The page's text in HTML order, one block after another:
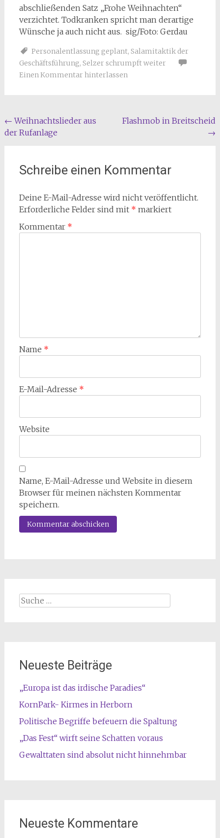
abschließenden Satz „Frohe Weihnachten“
verzichtet. Todkranken spricht man derartige
Wünsche ja auch nicht aus. sig/Foto: Gerdau
Personalentlassung geplant, Salamitaktik der
Geschäftsführung, Selzer schrumpft weiter
Einen Kommentar hinterlassen
Beitragsnavigation
← Weihnachtslieder aus
der Rufanlage
Flashmob in Breitscheid
→
Schreibe einen Kommentar
Deine E-Mail-Adresse wird nicht veröffentlicht.
Erforderliche Felder sind mit * markiert
Kommentar *
Name *
E-Mail-Adresse *
Website
Name, E-Mail-Adresse und Website in diesem
Browser für meinen nächsten Kommentar
speichern.
Suche
nach:
Neueste Beiträge
„Europa ist das irdische Paradies“
KornPark- Kirmes in Herborn
Politische Begriffe befeuern die Spaltung
„Das Fest“ wirft seine Schatten voraus
Gewalttaten sind absolut nicht hinnehmbar
Neueste Kommentare